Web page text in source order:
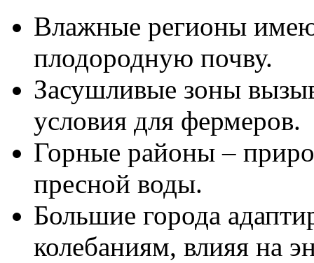
Влажные регионы
плодородную почву.
Засушливые зоны
условия для фермеров.
Горные районы –
пресной воды.
Большие города
колебаниям, влияя на